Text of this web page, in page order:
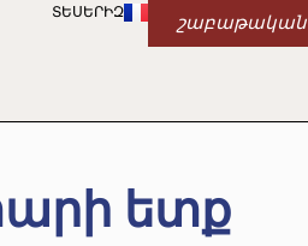
ՏԵՍԵՐԻԶ
շաբաթական
ետք